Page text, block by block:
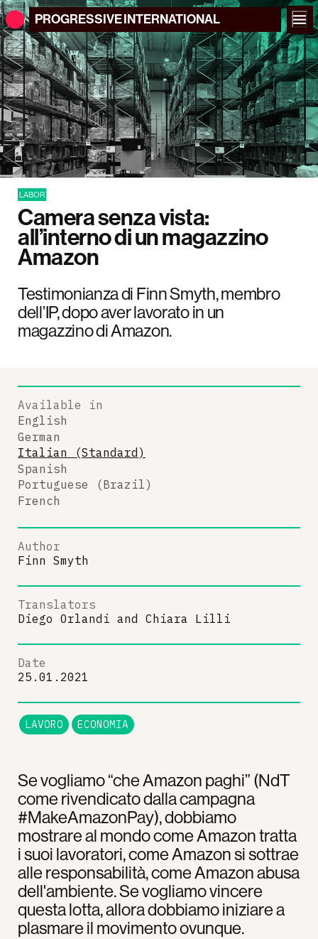
PROGRESSIVEINTERNATIONAL
LABOR
Camera senza vista:
all’interno di un magazzino
Amazon
Testimonianza di Finn Smyth, membro
dell’IP, dopo aver lavorato in un
magazzino di Amazon.
Se vogliamo “che Amazon paghi” (NdT
come rivendicato dalla campagna
#MakeAmazonPay), dobbiamo
mostrare al mondo come Amazon tratta
i suoi lavoratori, come Amazon si sottrae
alle responsabilità, come Amazon abusa
dell'ambiente. Se vogliamo vincere
questa lotta, allora dobbiamo iniziare a
plasmare il movimento ovunque.
Available in
English
German
Italian (Standard)
Spanish
Portuguese (Brazil)
French
Author
Finn Smyth
Translators
Diego Orlandi and Chiara Lilli
Date
25.01.2021
LAVORO ECONOMIA